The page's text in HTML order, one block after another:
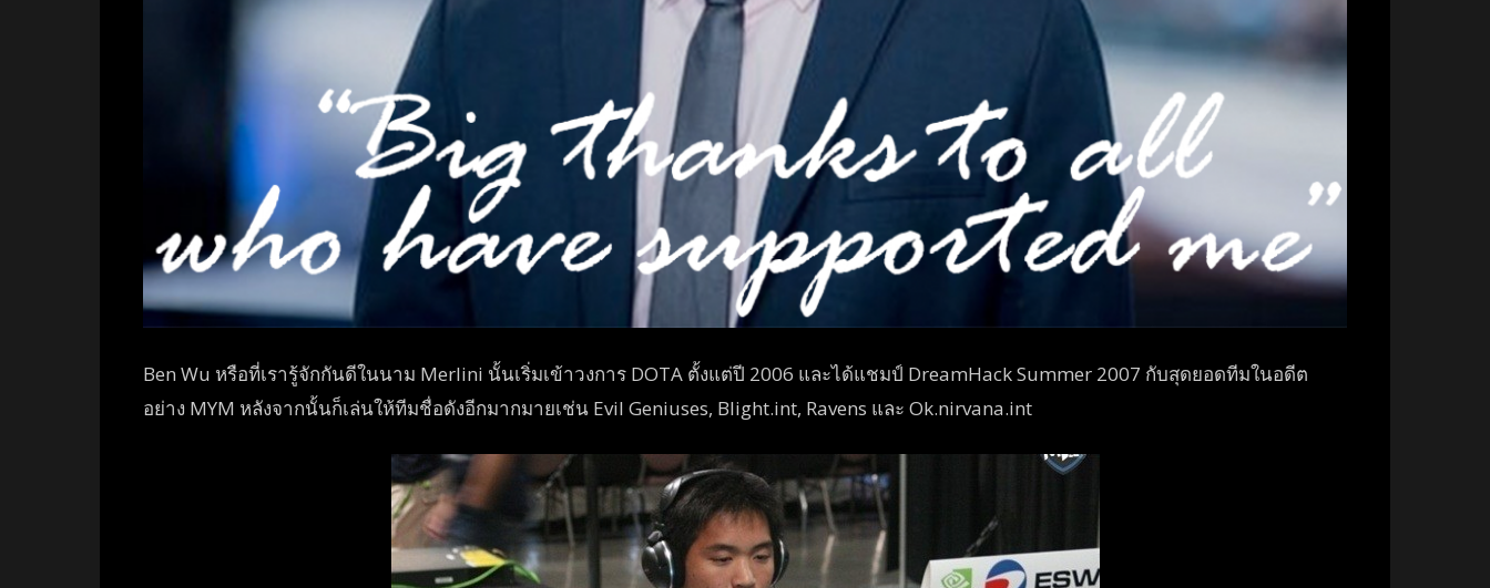
Ben Wu หรือที่เรารู้จักกันดีในนาม Merlini นั้นเริ่มเข้าวงการ DOTA ตั้งแต่ปี 2006 และได้แชมป์ DreamHack Summer 2007 กับสุดยอดทีมในอดีต
อย่าง MYM หลังจากนั้นก็เล่นให้ทีมชื่อดังอีกมากมายเช่น Evil Geniuses, Blight.int, Ravens และ Ok.nirvana.int